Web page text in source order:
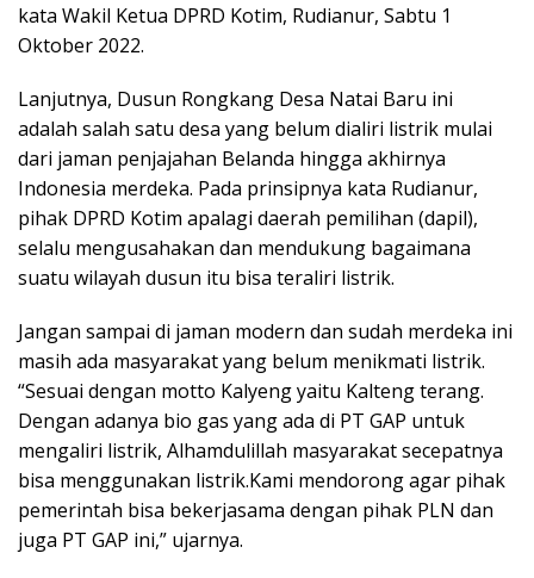
kata Wakil Ketua DPRD Kotim, Rudianur, Sabtu 1
Oktober 2022.
Lanjutnya, Dusun Rongkang Desa Natai Baru ini
adalah salah satu desa yang belum dialiri listrik mulai
dari jaman penjajahan Belanda hingga akhirnya
Indonesia merdeka. Pada prinsipnya kata Rudianur,
pihak DPRD Kotim apalagi daerah pemilihan (dapil),
selalu mengusahakan dan mendukung bagaimana
suatu wilayah dusun itu bisa teraliri listrik.
Jangan sampai di jaman modern dan sudah merdeka ini
masih ada masyarakat yang belum menikmati listrik.
“Sesuai dengan motto Kalyeng yaitu Kalteng terang.
Dengan adanya bio gas yang ada di PT GAP untuk
mengaliri listrik, Alhamdulillah masyarakat secepatnya
bisa menggunakan listrik.Kami mendorong agar pihak
pemerintah bisa bekerjasama dengan pihak PLN dan
juga PT GAP ini,” ujarnya.